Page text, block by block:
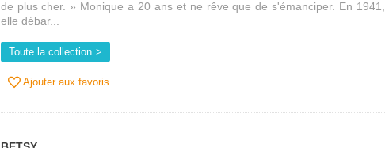
de plus cher. » Monique a 20 ans et ne rêve que de s'émanciper. En 1941,
elle débar...
Toute la collection
Ajouter aux favoris